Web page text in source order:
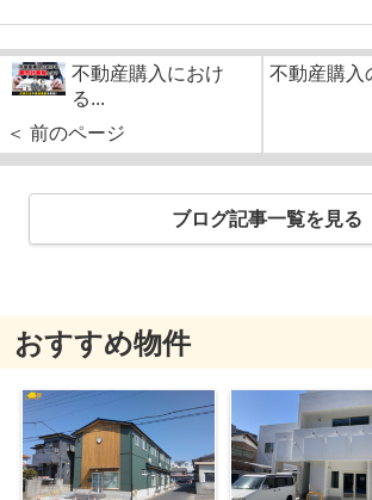
不動産購入におけ
る...
＜ 前のページ
不動産購入
ブログ記事一覧を見る
おすすめ物件